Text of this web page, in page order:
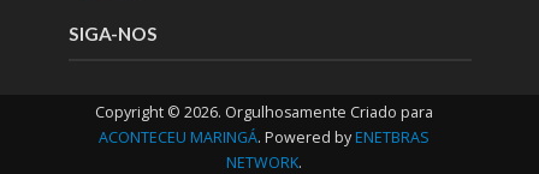
SIGA-NOS
Copyright © 2026. Orgulhosamente Criado para
ACONTECEU MARINGÁ. Powered by ENETBRAS
NETWORK.